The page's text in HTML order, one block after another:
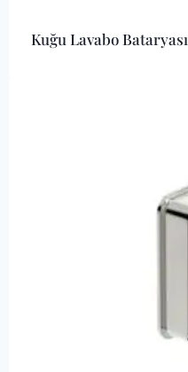
Kuğu Lavabo Bataryası